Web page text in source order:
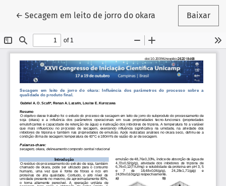
← Voltar aos Detalhes do Artigo
Secagem em leito de jorro do okara Baixar